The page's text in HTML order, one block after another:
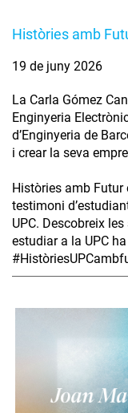
Històries amb
19 de juny 2026
La Carla Gómez
Enginyeria
d’Enginyeria de
i crear la seva
Històries amb Futur
testimoni
UPC. Descobreix
estudiar a la UPC